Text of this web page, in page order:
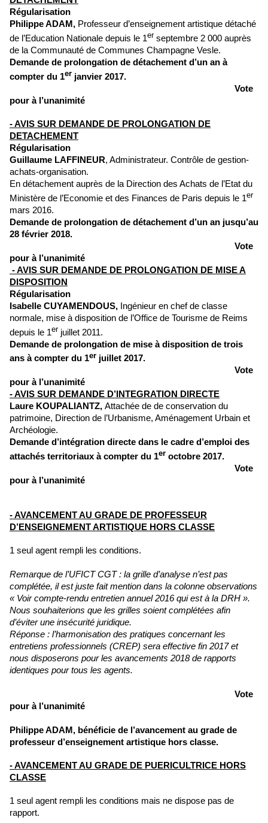
Régularisation
Philippe ADAM, Professeur d’enseignement artistique détaché
de l’Education Nationale depuis le 1er septembre 2 000 auprès
de la Communauté de Communes Champagne Vesle.
Demande de prolongation de détachement d’un an à
compter du 1er janvier 2017.
Vote
pour à l’unanimité
- AVIS SUR DEMANDE DE PROLONGATION DE
DETACHEMENT
Régularisation
Guillaume LAFFINEUR, Administrateur. Contrôle de gestion-
achats-organisation.
En détachement auprès de la Direction des Achats de l’Etat du
Ministère de l’Economie et des Finances de Paris depuis le 1er
mars 2016.
Demande de prolongation de détachement d’un an jusqu’au
28 février 2018.
Vote
pour à l’unanimité
-AVIS SUR DEMANDE DE PROLONGATION DE MISE A
DISPOSITION
Régularisation
Isabelle CUYAMENDOUS, Ingénieur en chef de classe
normale, mise à disposition de l’Office de Tourisme de Reims
depuis le 1er juillet 2011.
Demande de prolongation de mise à disposition de trois
ans à compter du 1er juillet 2017.
Vote
pour à l’unanimité
- AVIS SUR DEMANDE D’INTEGRATION DIRECTE
Laure KOUPALIANTZ, Attachée de de conservation du
patrimoine, Direction de l’Urbanisme, Aménagement Urbain et
Archéologie.
Demande d’intégration directe dans le cadre d’emploi des
attachés territoriaux à compter du 1er octobre 2017.
Vote
pour à l’unanimité
- AVANCEMENT AU GRADE DE PROFESSEUR
D’ENSEIGNEMENT ARTISTIQUE HORS CLASSE
1 seul agent rempli les conditions.
Remarque de l’UFICT CGT : la grille d’analyse n’est pas
complétée, il est juste fait mention dans la colonne observations
« Voir compte-rendu entretien annuel 2016 qui est à la DRH ».
Nous souhaiterions que les grilles soient complétées afin
d’éviter une insécurité juridique.
Réponse : l’harmonisation des pratiques concernant les
entretiens professionnels (CREP) sera effective fin 2017 et
nous disposerons pour les avancements 2018 de rapports
identiques pour tous les agents.
Vote
pour à l’unanimité
Philippe ADAM, bénéficie de l’avancement au grade de
professeur d’enseignement artistique hors classe.
- AVANCEMENT AU GRADE DE PUERICULTRICE HORS
CLASSE
1 seul agent rempli les conditions mais ne dispose pas de
rapport.